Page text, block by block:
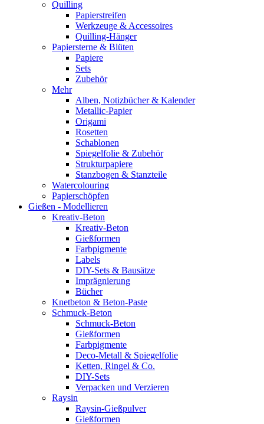
Quilling
Papierstreifen
Werkzeuge & Accessoires
Quilling-Hänger
Papiersterne & Blüten
Papiere
Sets
Zubehör
Mehr
Alben, Notizbücher & Kalender
Metallic-Papier
Origami
Rosetten
Schablonen
Spiegelfolie & Zubehör
Strukturpapiere
Stanzbogen & Stanzteile
Watercolouring
Papierschöpfen
Gießen - Modellieren
Kreativ-Beton
Kreativ-Beton
Gießformen
Farbpigmente
Labels
DIY-Sets & Bausätze
Imprägnierung
Bücher
Knetbeton & Beton-Paste
Schmuck-Beton
Schmuck-Beton
Gießformen
Farbpigmente
Deco-Metall & Spiegelfolie
Ketten, Ringel & Co.
DIY-Sets
Verpacken und Verzieren
Raysin
Raysin-Gießpulver
Gießformen